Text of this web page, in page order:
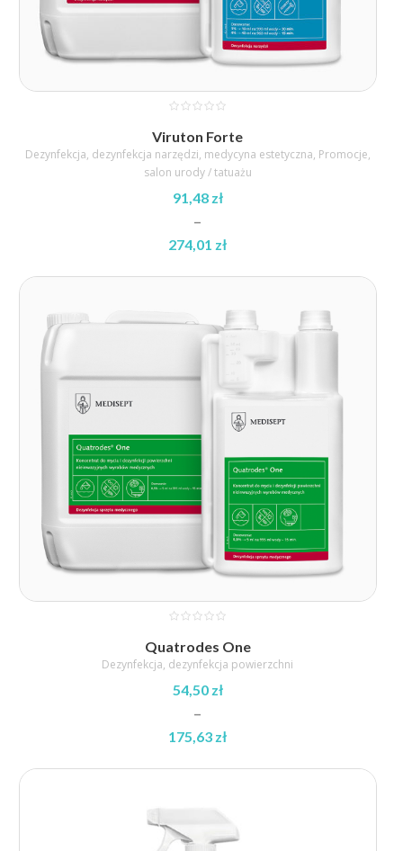
Viruton Forte
Dezynfekcja, dezynfekcja narzędzi, medycyna estetyczna, Promocje,
salon urody / tatuażu
91,48 zł
–
274,01 zł
cen:
91,48 zł
274,01 zł
Quatrodes One
Dezynfekcja, dezynfekcja powierzchni
54,50 zł
–
175,63 zł
cen: